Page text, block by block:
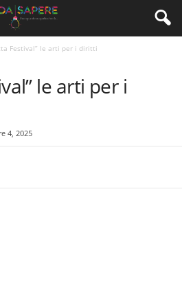
Festival” le arti per i diritti
le arti per i
4, 2025